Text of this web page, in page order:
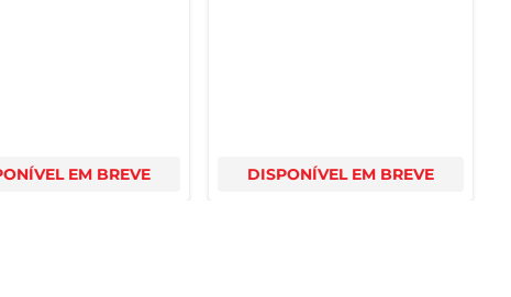
EM BREVE DISPONÍVEL EM BREVE